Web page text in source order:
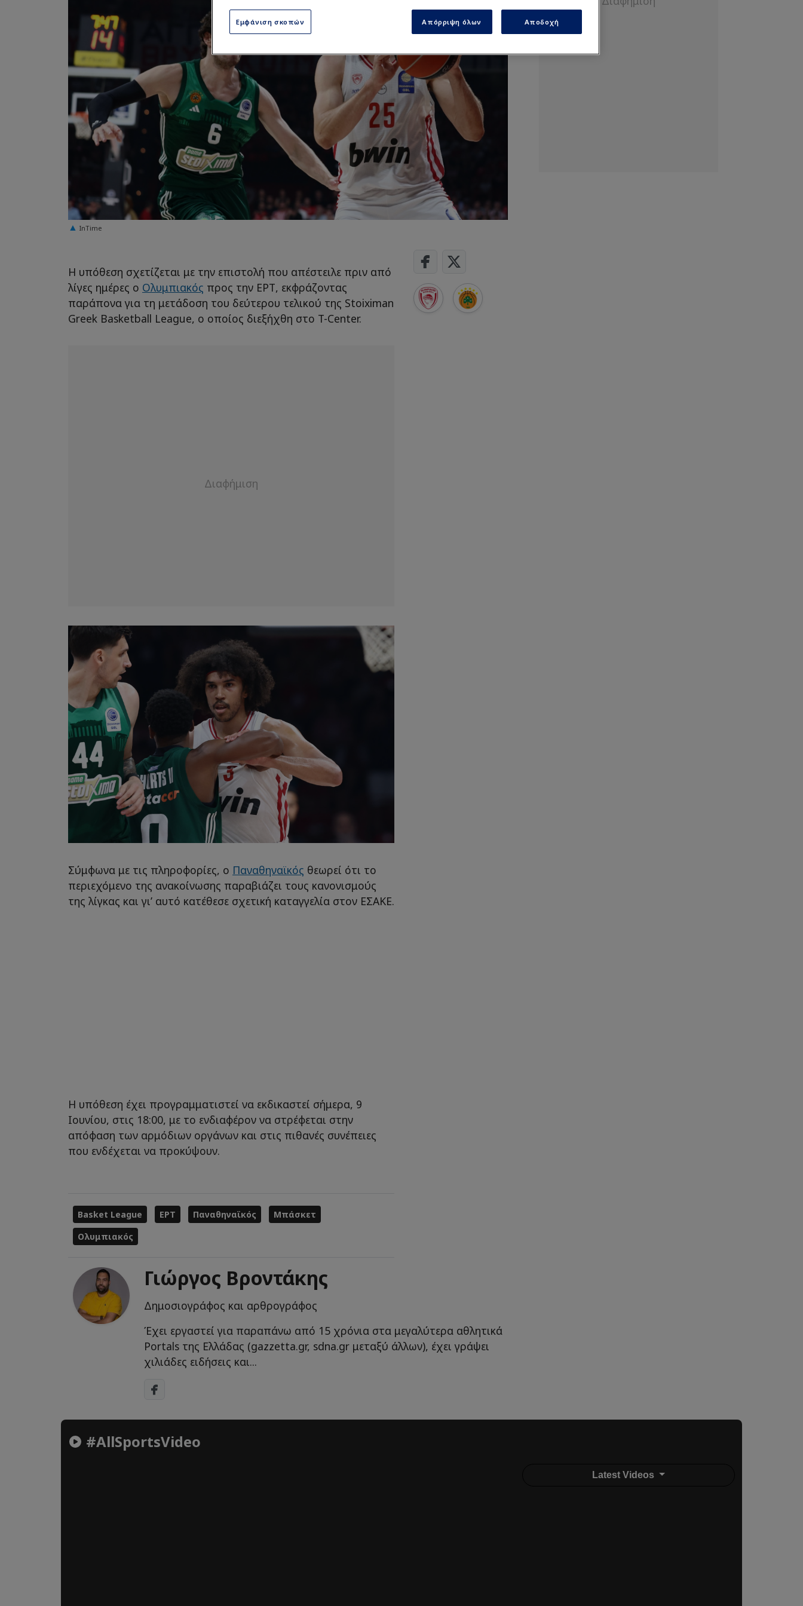
InTime
Η υπόθεση σχετίζεται με την επιστολή που απέστειλε πριν από
λίγες ημέρες ο Ολυμπιακός προς την ΕΡΤ, εκφράζοντας
παράπονα για τη μετάδοση του δεύτερου τελικού της Stoiximan
Greek Basketball League, ο οποίος διεξήχθη στο T-Center.
Σύμφωνα με τις πληροφορίες, ο Παναθηναϊκός θεωρεί ότι το
περιεχόμενο της ανακοίνωσης παραβιάζει τους κανονισμούς
της λίγκας και γι’ αυτό κατέθεσε σχετική καταγγελία στον ΕΣΑΚΕ.
Η υπόθεση έχει προγραμματιστεί να εκδικαστεί σήμερα, 9
Ιουνίου, στις 18:00, με το ενδιαφέρον να στρέφεται στην
απόφαση των αρμόδιων οργάνων και στις πιθανές συνέπειες
που ενδέχεται να προκύψουν.
Basket League ΕΡΤ Παναθηναϊκός
Μπάσκετ
Ολυμπιακός
Γιώργος Βροντάκης
Δημοσιογράφος και αρθρογράφος
Έχει εργαστεί για παραπάνω από 15 χρόνια στα μεγαλύτερα αθλητικά
Portals της Ελλάδας (gazzetta.gr, sdna.gr μεταξύ άλλων), έχει γράψει
χιλιάδες ειδήσεις και...
#AllSportsVideo
Latest Videos
Εμφάνιση σκοπών Απόρριψη όλων Αποδοχή